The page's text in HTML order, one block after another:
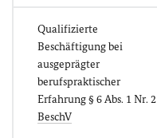
Qualifizierte
Beschäftigung bei
ausgeprägter
berufspraktischer
Erfahrung § 6 Abs. 1 Nr. 2
BeschV